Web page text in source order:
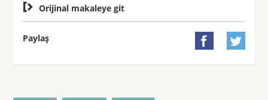
 Orijinal makaleye git
Paylaş  